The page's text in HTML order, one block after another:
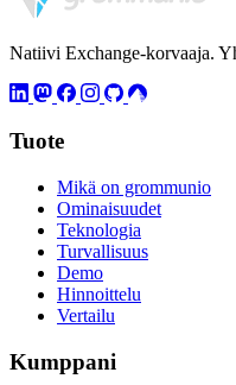
Natiivi Exchange-korvaaja.
Tuote
Mikä on grommunio
Ominaisuudet
Teknologia
Turvallisuus
Demo
Hinnoittelu
Vertailu
Kumppani